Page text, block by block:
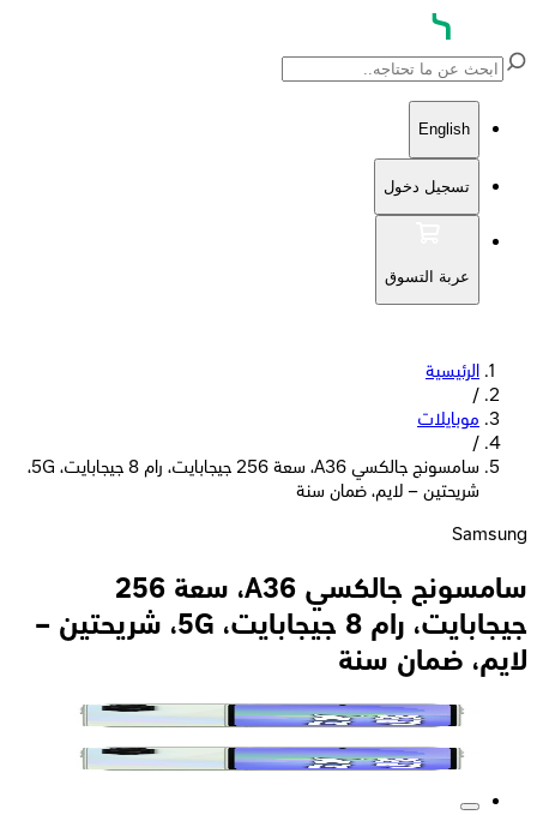
English
تسجيل دخول
عربة التسوق
الرئيسية
/
موبايلات
/
سامسونج جالكسي A36، سعة 256 جيجابايت، رام 8 جيجابايت، 5G،
شريحتين – لايم، ضمان سنة
Samsung
سامسونج جالكسي A36، سعة 256
جيجابايت، رام 8 جيجابايت، 5G، شريحتين –
لايم، ضمان سنة